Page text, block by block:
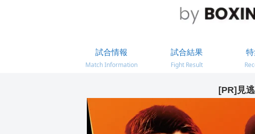
試合情報
Match Information
試合結果
Fight Result
[PR]見